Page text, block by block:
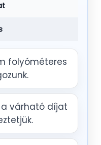
folyóméteres
várható díjat